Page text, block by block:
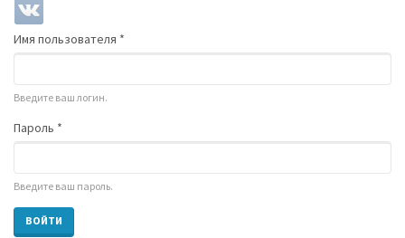
Имя пользователя *
Введите ваш логин.
Пароль *
Введите ваш пароль.
CAPTCHA
ВОЙТИ